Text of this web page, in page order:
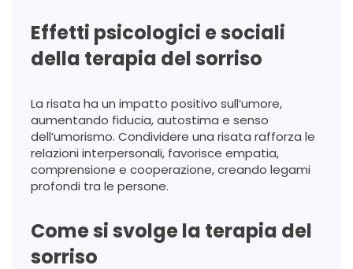
Effetti psicologici e sociali
della terapia del sorriso
La risata ha un impatto positivo sull’umore,
aumentando fiducia, autostima e senso
dell’umorismo. Condividere una risata rafforza le
relazioni interpersonali, favorisce empatia,
comprensione e cooperazione, creando legami
profondi tra le persone.
Come si svolge la terapia del
sorriso